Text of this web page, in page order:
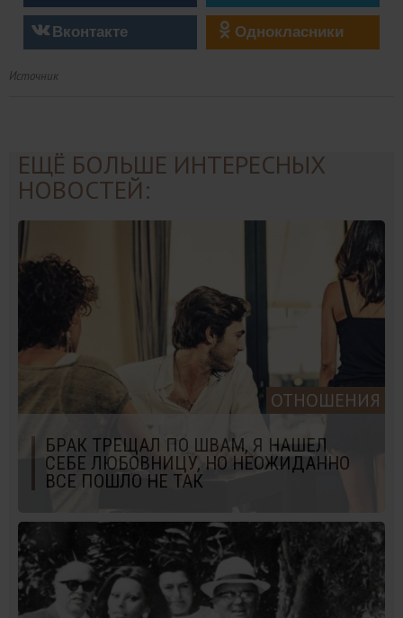
Вконтакте
Однокласники
Источник
ЕЩЁ БОЛЬШЕ ИНТЕРЕСНЫХ
НОВОСТЕЙ:
ОТНОШЕНИЯ
БРАК ТРЕЩАЛ ПО ШВАМ, Я НАШЕЛ
СЕБЕ ЛЮБОВНИЦУ, НО НЕОЖИДАННО
ВСЕ ПОШЛО НЕ ТАК